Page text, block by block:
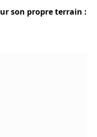
son propre terrain :